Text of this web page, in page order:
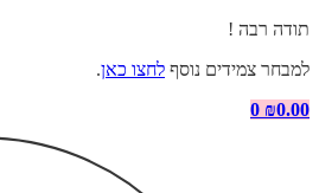
תודה רבה !
למבחר צמידים נוסף לחצו כאן.
₪0.00
0